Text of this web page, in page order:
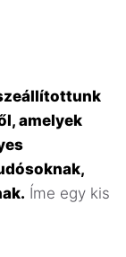
amelyek
Íme egy kis